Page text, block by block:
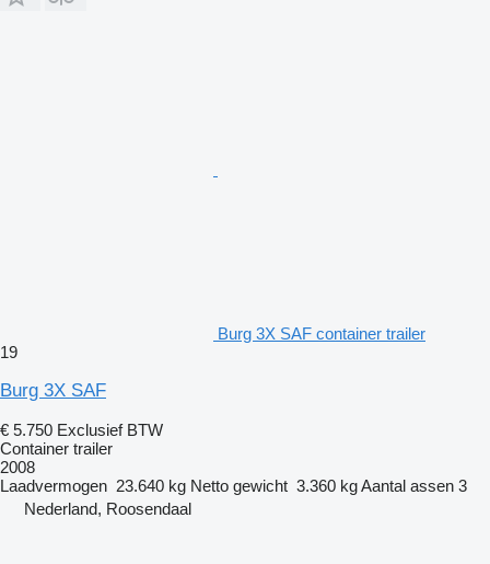
Burg 3X SAF container trailer
19
Burg 3X SAF
€ 5.750 Exclusief BTW
Container trailer
2008
Laadvermogen 23.640 kg Netto gewicht 3.360 kgAantal assen 3
Nederland, Roosendaal